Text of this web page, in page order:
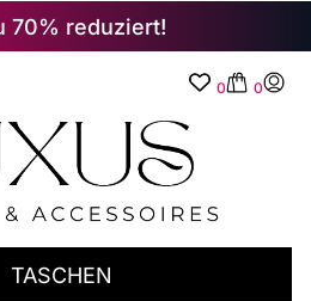
70% reduziert!
0 0
TASCHEN